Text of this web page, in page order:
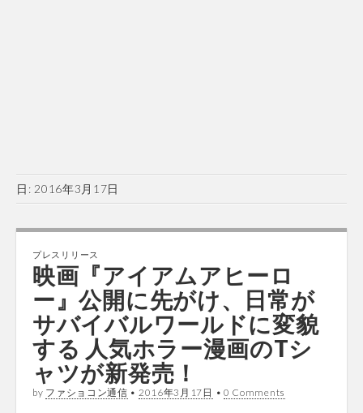
日: 2016年3月17日
プレスリリース
映画『アイアムアヒーロ
ー』公開に先がけ、日常が
サバイバルワールドに変貌
する 人気ホラー漫画のTシ
ャツが新発売！
by ファショコン通信 • 2016年3月17日 • 0 Comments